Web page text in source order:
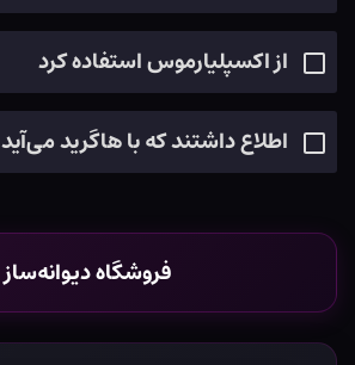
از اکسپلیارموس استفاده کرد
اطلاع داشتند که با هاگرید می‌آید
فروشگاه دیوانه‌ساز